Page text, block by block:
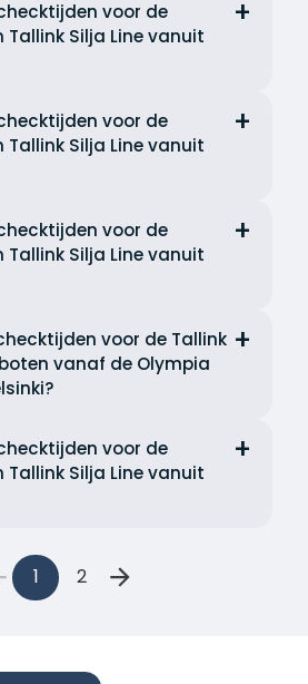
voor de
Tallink Silja Line vanuit
voor de
Tallink Silja Line vanuit
voor de
Tallink Silja Line vanuit
voor de Tallink
vanaf de Olympia
voor de
Tallink Silja Line vanuit
1 2